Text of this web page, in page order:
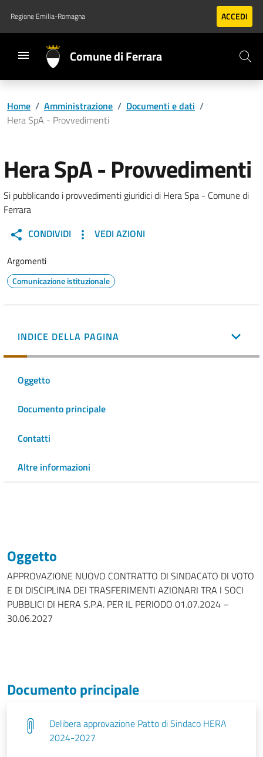
Vai al contenuto principale
Vai al footer
Regione Emilia-Romagna ACCEDI
Comune di Ferrara
Home / Amministrazione / Documenti e dati /
Hera SpA - Provvedimenti
Hera SpA - Provvedimenti
Si pubblicando i provvedimenti giuridici di Hera Spa - Comune di
Ferrara
CONDIVIDI
VEDI AZIONI
Argomenti
Comunicazione istituzionale
INDICE DELLA PAGINA
Oggetto
Documento principale
Contatti
Altre informazioni
Oggetto
APPROVAZIONE NUOVO CONTRATTO DI SINDACATO DI VOTO
E DI DISCIPLINA DEI TRASFERIMENTI AZIONARI TRA I SOCI
PUBBLICI DI HERA S.P.A. PER IL PERIODO 01.07.2024 –
30.06.2027
Documento principale
Delibera approvazione Patto di Sindaco HERA
2024-2027